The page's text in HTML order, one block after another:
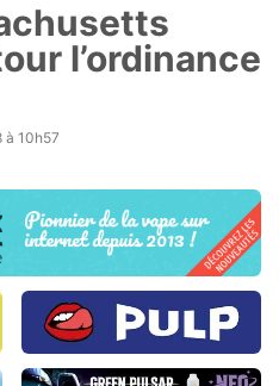
l’ordinance
à 10h57